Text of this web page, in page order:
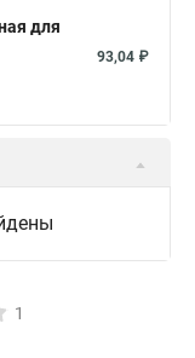
для
93,04 ₽
1